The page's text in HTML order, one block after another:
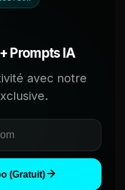
Prompts IA
avec notre
(Gratuit)